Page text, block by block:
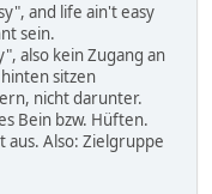
and life ain't easy
sein.
also kein Zugang an
sitzen
nicht darunter.
Bein bzw. Hüften.
aus. Also: Zielgruppe